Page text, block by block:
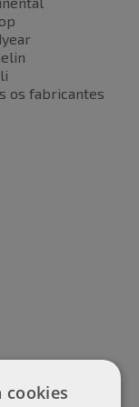
os fabricantes
cookies